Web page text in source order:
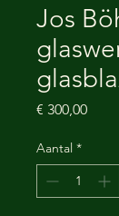
Jos
€ 300,00Prijs
Aantal *